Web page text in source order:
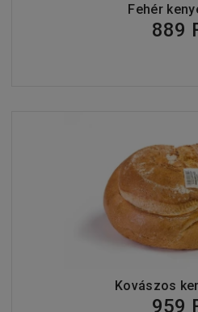
Fehér
889
Kovászos
959